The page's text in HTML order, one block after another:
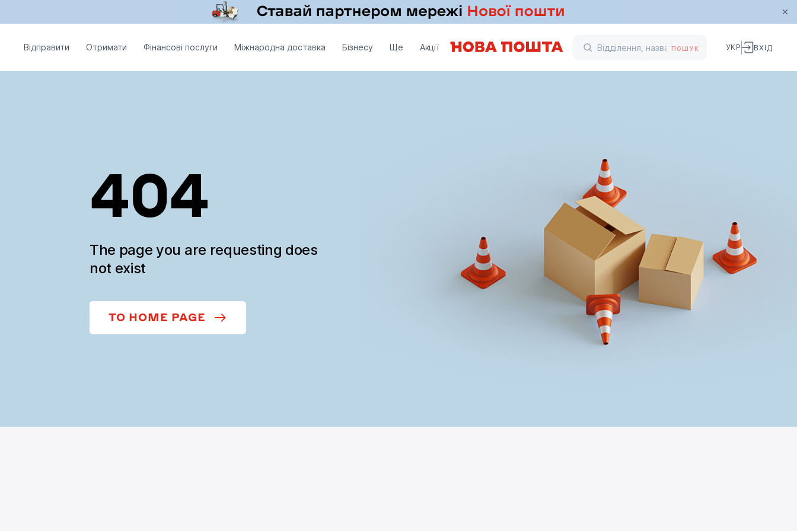
Відправити Отримати Фінансові послуги Міжнародна доставка Бізнесу Ще Акції ПОШУК УКР ВХІД
404
The page you are requesting does
not exist
TO HOME PAGE